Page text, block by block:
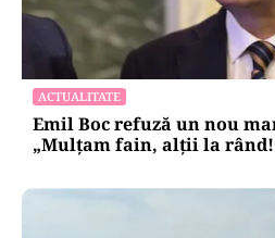
ACTUALITATE
Emil Boc refuză un nou
„Mulțam fain, alții la